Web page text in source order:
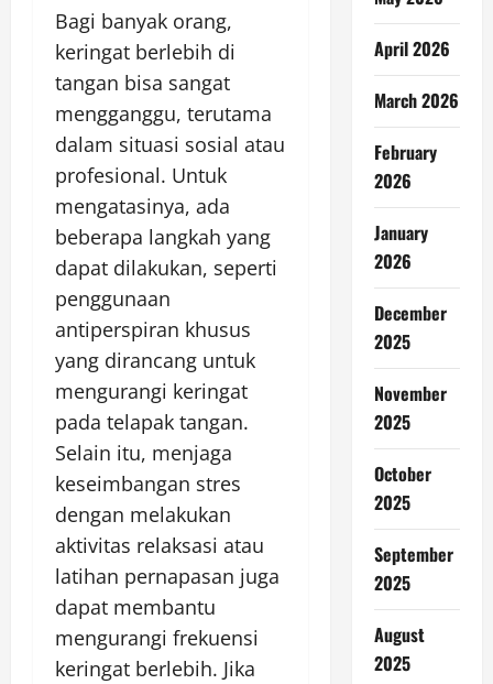
Bagi banyak orang,
keringat berlebih di
tangan bisa sangat
mengganggu, terutama
dalam situasi sosial atau
profesional. Untuk
mengatasinya, ada
beberapa langkah yang
dapat dilakukan, seperti
penggunaan
antiperspiran khusus
yang dirancang untuk
mengurangi keringat
pada telapak tangan.
Selain itu, menjaga
keseimbangan stres
dengan melakukan
aktivitas relaksasi atau
latihan pernapasan juga
dapat membantu
mengurangi frekuensi
keringat berlebih. Jika
April 2026
March 2026
February
2026
January
2026
December
2025
November
2025
October
2025
September
2025
August
2025